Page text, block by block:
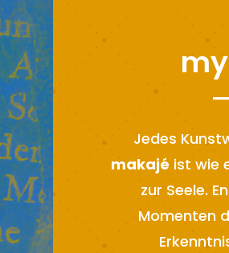
Jedes
makajé ist wie
zur Seele.
Momenten